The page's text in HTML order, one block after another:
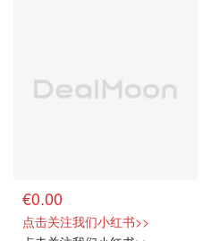
€0.00
点击关注我们小红书>>